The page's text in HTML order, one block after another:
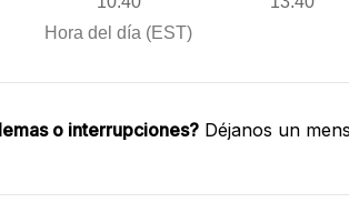
o interrupciones? Déjanos un